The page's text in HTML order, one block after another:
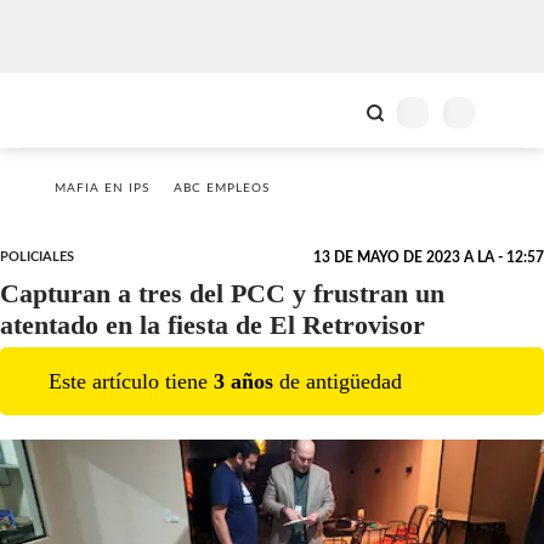
MAFIA EN IPS ABC EMPLEOS
POLICIALES 13 DE MAYO DE 2023 A LA - 12:57
Capturan a tres del PCC y frustran un
atentado en la fiesta de El Retrovisor
Este artículo tiene 3 años de antigüedad